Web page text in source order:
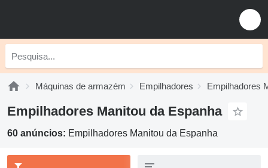
Máquinas de armazém Empilhadores Empilhadores
Empilhadores Manitou da Espanha
60 anúncios: Empilhadores Manitou da Espanha